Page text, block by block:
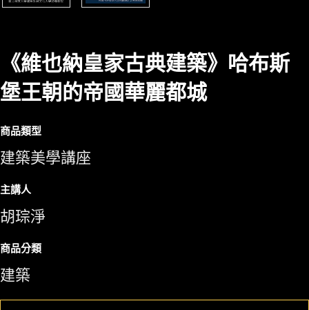
《維也納皇家古典建築》哈布斯
堡王朝的帝國華麗都城
商品類型
建築美學講座
主講人
胡琮淨
商品分類
建築